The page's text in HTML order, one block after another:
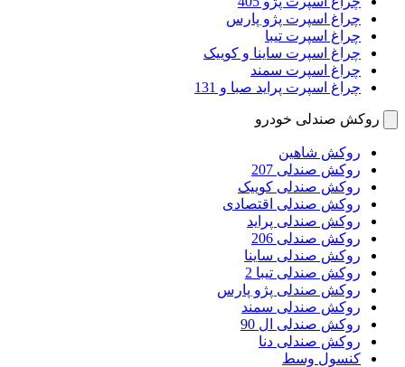
چراغ اسپرت پژو پارس
چراغ اسپرت تیبا
چراغ اسپرت ساینا و کوییک
چراغ اسپرت سمند
چراغ اسپرت پراید صبا و 131
روکش صندلی خودرو
روکش شاهین
روکش صندلی 207
روکش صندلی کوییک
روکش صندلی اقتصادی
روکش صندلی پراید
روکش صندلی 206
روکش صندلی ساینا
روکش صندلی تیبا 2
روکش صندلی پژو پارس
روکش صندلی سمند
روکش صندلی ال 90
روکش صندلی دنا
کنسول وسط